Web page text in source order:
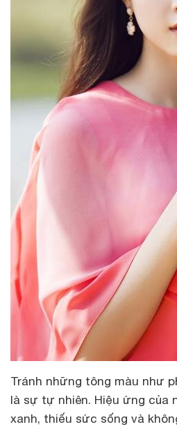
Tránh những tông màu như
là sự tự nhiên. Hiệu ứng của
xanh, thiếu sức sống và